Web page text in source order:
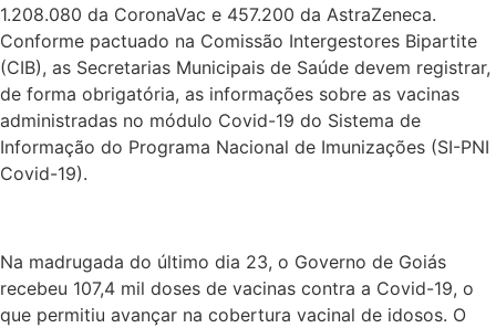
1.208.080 da CoronaVac e 457.200 da AstraZeneca.
Conforme pactuado na Comissão Intergestores Bipartite
(CIB), as Secretarias Municipais de Saúde devem registrar,
de forma obrigatória, as informações sobre as vacinas
administradas no módulo Covid-19 do Sistema de
Informação do Programa Nacional de Imunizações (SI-PNI
Covid-19).
Na madrugada do último dia 23, o Governo de Goiás
recebeu 107,4 mil doses de vacinas contra a Covid-19, o
que permitiu avançar na cobertura vacinal de idosos. O